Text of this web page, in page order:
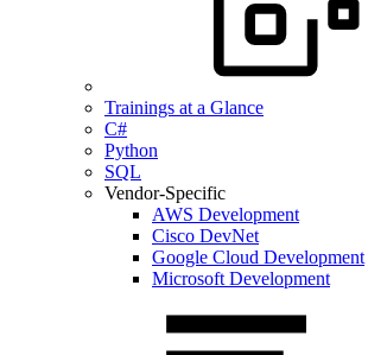
Trainings at a Glance
C#
Python
SQL
Vendor-Specific
AWS Development
Cisco DevNet
Google Cloud Development
Microsoft Development